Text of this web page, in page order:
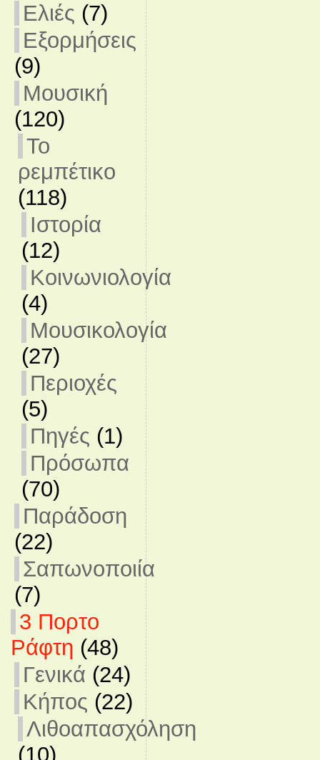
Ελιές (7)
Εξορμήσεις
(9)
Μουσική
(120)
Το
ρεμπέτικο
(118)
Ιστορία
(12)
Κοινωνιολογία
(4)
Μουσικολογία
(27)
Περιοχές
(5)
Πηγές (1)
Πρόσωπα
(70)
Παράδοση
(22)
Σαπωνοποιία
(7)
3 Πορτο
Ράφτη (48)
Γενικά (24)
Κήπος (22)
Λιθοαπασχόληση
(10)